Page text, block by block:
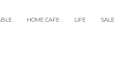
HOME CAFE LIFE SALE